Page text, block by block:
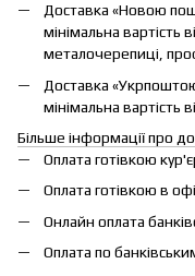
Доставка «Новою
мінімальна вартість
металочерепиці,
Доставка
мінімальна вартість
Більше інформації про
Оплата готівкою
Оплата готівкою в
Онлайн оплата
Оплата по